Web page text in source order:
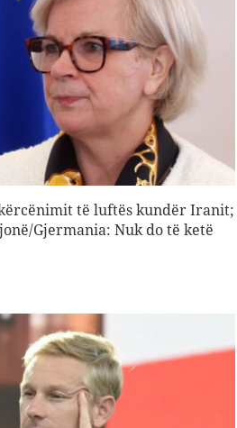
të luftës kundër Iranit;
Gjermania: Nuk do të ketë